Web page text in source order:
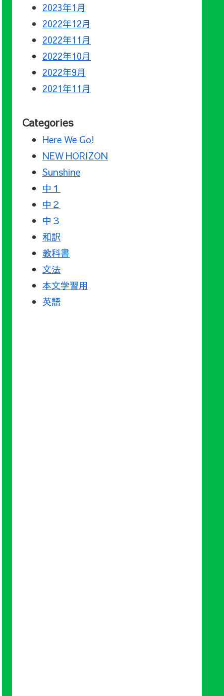
2023年1月
2022年12月
2022年11月
2022年10月
2022年9月
2021年11月
Categories
Here We Go!
NEW HORIZON
Sunshine
中１
中２
中３
和訳
教科書
文法
本文学習用
英語